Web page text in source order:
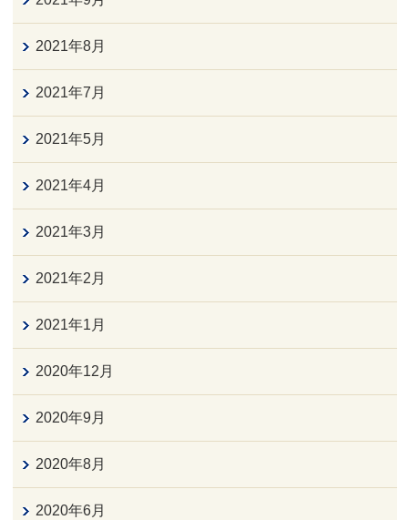
2021年8月
2021年7月
2021年5月
2021年4月
2021年3月
2021年2月
2021年1月
2020年12月
2020年9月
2020年8月
2020年6月